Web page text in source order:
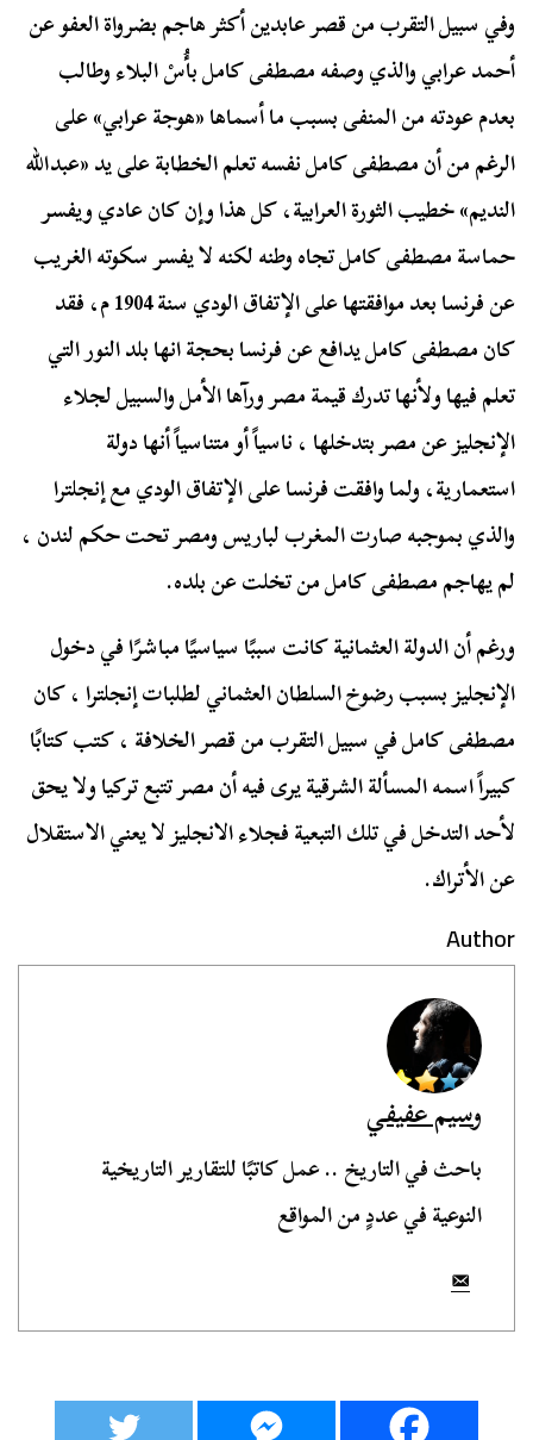
وفي سبيل التقرب من قصر عابدين أكثر هاجم بضرواة العفو عن
أحمد عرابي والذي وصفه مصطفى كامل بأُسْ البلاء وطالب
بعدم عودته من المنفى بسبب ما أسماها «هوجة عرابي» على
الرغم من أن مصطفى كامل نفسه تعلم الخطابة على يد «عبدالله
النديم» خطيب الثورة العرابية،كل هذا وإن كان عادي ويفسر
حماسة مصطفى كامل تجاه وطنه لكنه لا يفسر سكوته الغريب
عن فرنسا بعد موافقتها على الإتفاق الودي سنة 1904 م، فقد
كان مصطفى كامل يدافع عن فرنسا بحجة انها بلد النور التي
تعلم فيها ولأنها تدرك قيمة مصر ورآها الأمل والسبيل لجلاء
الإنجليز عن مصر بتدخلها ، ناسياً أو متناسياً أنها دولة
استعمارية، ولما وافقت فرنسا على الإتفاق الودي مع إنجلترا
والذي بموجبه صارت المغرب لباريس ومصر تحت حكم لندن ،
لم يهاجم مصطفى كامل من تخلت عن بلده.
ورغم أن الدولة العثمانية كانت سببًا سياسيًا مباشرًا في دخول
الإنجليز بسبب رضوخ السلطان العثماني لطلبات إنجلترا ، كان
مصطفى كامل في سبيل التقرب من قصر الخلافة ، كتب كتابًا
كبيراً اسمه المسألة الشرقية يرى فيه أن مصر تتبع تركيا ولا يحق
لأحد التدخل في تلك التبعية فجلاء الانجليز لا يعني الاستقلال
عن الأتراك.
Author
وسيم عفيفي
باحث في التاريخ .. عمل كاتبًا للتقارير التاريخية
النوعية في عددٍ من المواقع